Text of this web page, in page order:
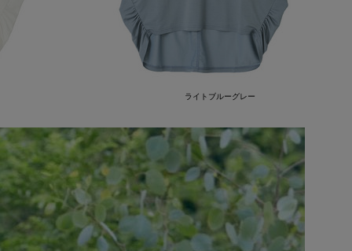
ライトブルーグレー